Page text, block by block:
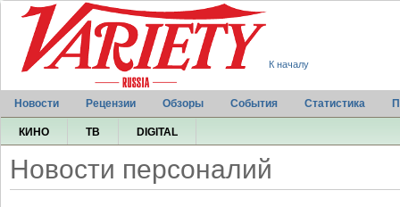
К началу
Новости Рецензии Обзоры События Статистика
КИНО ТВ DIGITAL
Новости персоналий